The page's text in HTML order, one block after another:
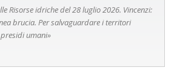
Risorse idriche del 28 luglio 2026. Vincenzi:
brucia. Per salvaguardare i territori
umani»